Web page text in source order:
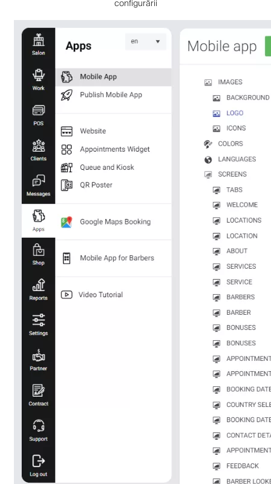
configurării